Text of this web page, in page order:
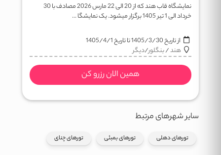
نمایشگاه قاب هند که از 20 الی 22 مارس 2026 مصادف با 30
خرداد الی 1 تیر 1405 برگزار میشود. یک نمایشگا ...
از تاریخ1405/3/30تا تاریخ1405/4/1
هند/بنگلور/دیگر
همین الان رزرو کن
سایر شهرهای مرتبط
تورهای دهلی تورهای بمبئی تورهای چنای